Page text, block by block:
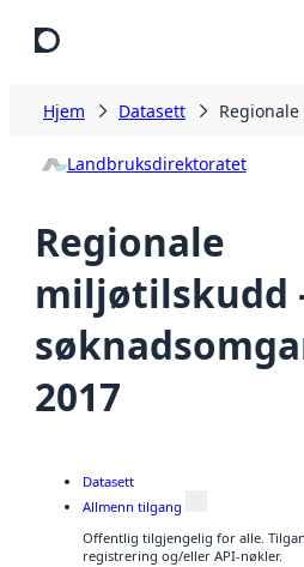
Hjem Datasett
Landbruksdirektoratet
Regionale
miljøtilskudd
2017
Datasett
Allmenn tilgang
Offentlig tilgjengelig for alle.
registrering og/eller API-nøkler.